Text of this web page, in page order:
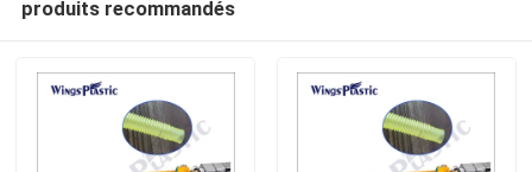
produits recommandés